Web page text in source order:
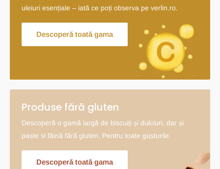
uleiuri esențiale – iată ce poți observa pe verlin.ro.
Descoperă toată gama
Produse fără gluten
Descoperă o gamă largă de biscuiți și dulciuri, dar și
paste si făină fără gluten. Pentru toate gusturile.
Descoperă toată gama